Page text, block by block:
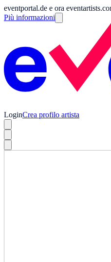
eventportal.de e ora
Più informazioni
LoginCrea profilo artista